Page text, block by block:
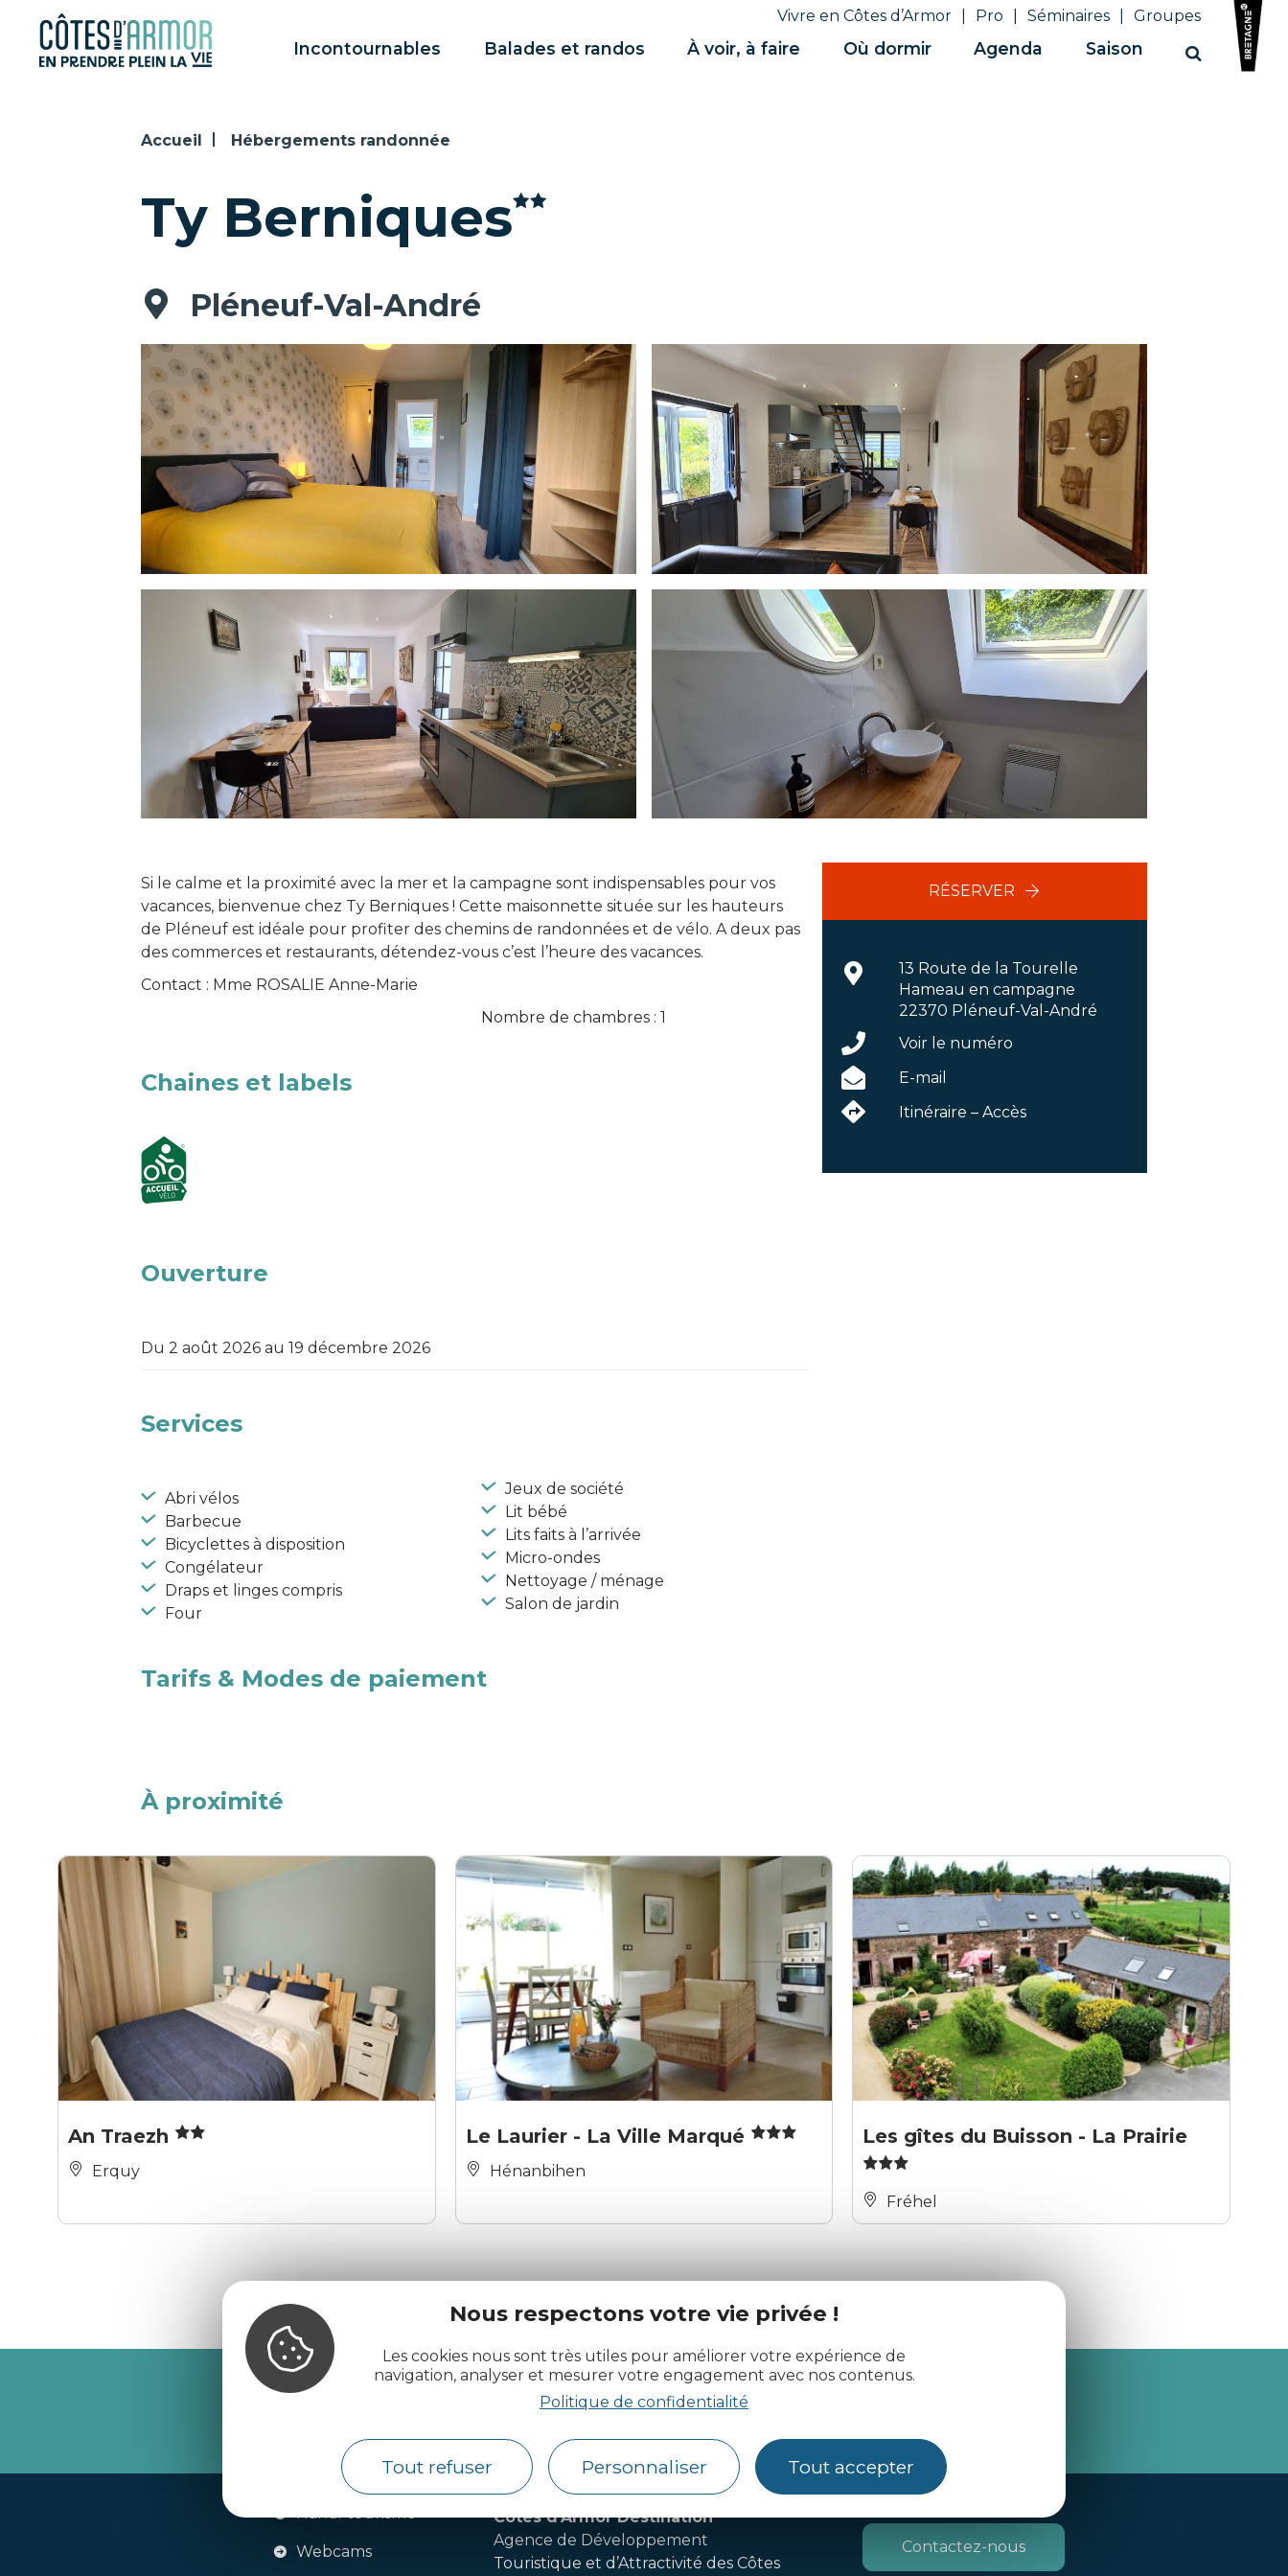
Panneau de gestion des cookies
Nous respectons votre vie privée !
Les cookies nous sont très utiles pour améliorer votre expérience de
navigation, analyser et mesurer votre engagement avec nos contenus.
Politique de confidentialité
Tout refuser Personnaliser Tout accepter
Vivre en Côtes d’Armor Pro Séminaires Groupes
Incontournables Balades et randos À voir, à faire Où dormir Agenda Saison
Accueil Hébergements randonnée
Ty Berniques
Pléneuf-Val-André
Si le calme et la proximité avec la mer et la campagne sont indispensables pour vos
vacances, bienvenue chez Ty Berniques ! Cette maisonnette située sur les hauteurs
de Pléneuf est idéale pour profiter des chemins de randonnées et de vélo. A deux pas
des commerces et restaurants, détendez-vous c’est l’heure des vacances.
Contact : Mme ROSALIE Anne-Marie
Nombre de chambres : 1
Chaines et labels
Ouverture
Du 2 août 2026 au 19 décembre 2026
Services
Abri vélos
Barbecue
Bicyclettes à disposition
Congélateur
Draps et linges compris
Four
Jeux de société
Lit bébé
Lits faits à l’arrivée
Micro-ondes
Nettoyage / ménage
Salon de jardin
Tarifs & Modes de paiement
RÉSERVER
13 Route de la Tourelle
Hameau en campagne
22370 Pléneuf-Val-André
Voir le numéro
E-mail
Itinéraire – Accès
À proximité
An Traezh
Erquy
Le Laurier - La Ville Marqué
Hénanbihen
Les gîtes du Buisson - La Prairie
Fréhel
Recevez l’actualité des Côtes d’Armor
Handi-tourisme
Webcams
Côtes d’Armor Destination
Agence de Développement
Touristique et d’Attractivité des Côtes
Contactez-nous